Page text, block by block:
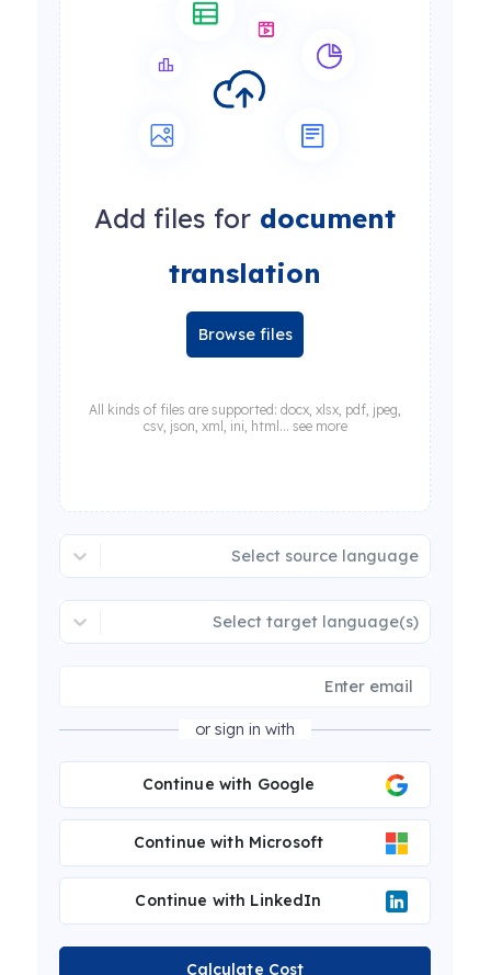
Add files for document
translation
Browse files
All kinds of files are supported: docx, xlsx, pdf, jpeg,
csv, json, xml, ini, html... see more
Select source language
Select target language(s)
or sign in with
Continue with Google
Continue with Microsoft
Continue with LinkedIn
Calculate Cost